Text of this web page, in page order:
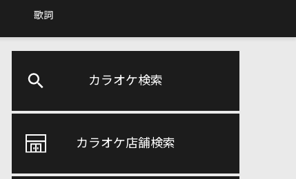
歌詞
カラオケ検索
カラオケ店舗検索